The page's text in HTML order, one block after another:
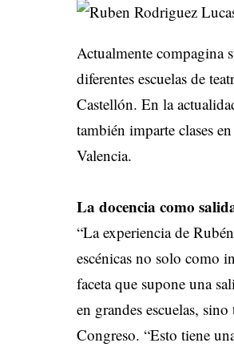
Actualmente compagina
diferentes escuelas de
Castellón. En la
también imparte clases
Valencia.
La docencia como
“La experiencia de
escénicas no solo como
faceta que supone una
en grandes escuelas,
Congreso. “Esto tiene